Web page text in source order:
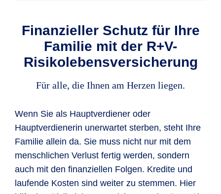
Finanzieller Schutz für Ihre
Familie mit der R+V-
Risikolebensversicherung
Für alle, die Ihnen am Herzen liegen.
Wenn Sie als Hauptverdiener oder
Hauptverdienerin unerwartet sterben, steht Ihre
Familie allein da. Sie muss nicht nur mit dem
menschlichen Verlust fertig werden, sondern
auch mit den finanziellen Folgen. Kredite und
laufende Kosten sind weiter zu stemmen. Hier